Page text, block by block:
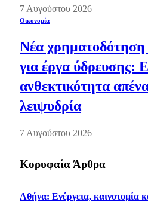
7 Αυγούστου 2026
Οικονομία
Νέα χρηματοδότηση
για έργα ύδρευσης:
ανθεκτικότητα
λειψυδρία
7 Αυγούστου 2026
Κορυφαία Άρθρα
Αθήνα: Ενέργεια, καινοτομία